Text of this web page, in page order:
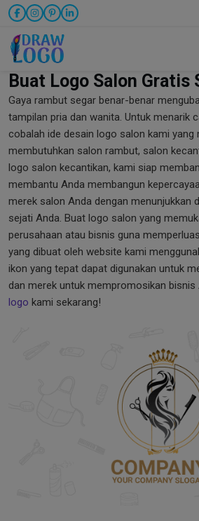
Buat Logo Salon Gratis
Gaya rambut segar benar-benar
tampilan pria dan wanita. Untuk menarik
cobalah ide desain logo salon kami yang
membutuhkan salon rambut, salon
logo salon kecantikan, kami siap
membantu Anda membangun
merek salon Anda dengan menunjukkan
sejati Anda. Buat logo salon yang
perusahaan atau bisnis guna
yang dibuat oleh website kami
ikon yang tepat dapat digunakan untuk
dan merek untuk mempromosikan bisnis
logo kami sekarang!